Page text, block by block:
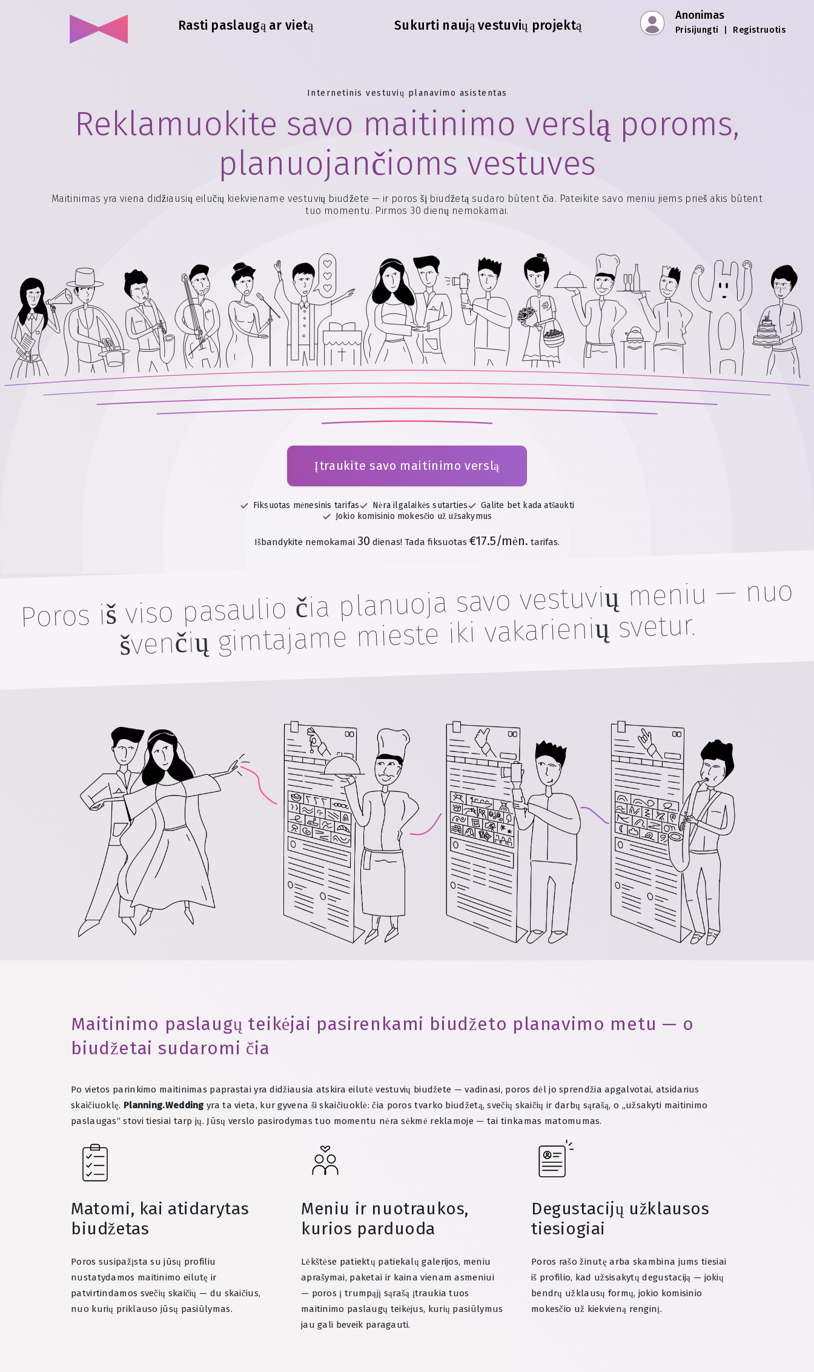
Rasti paslaugą ar vietą Sukurti naują vestuvių projektą
Anonimas
Prisijungti Registruotis
Internetinis vestuvių planavimo asistentas
Reklamuokite savo maitinimo verslą poroms,
planuojančioms vestuves
Maitinimas yra viena didžiausių eilučių kiekviename vestuvių biudžete — ir poros šį biudžetą sudaro būtent čia. Pateikite savo meniu jiems prieš akis būtent
tuo momentu. Pirmos 30 dienų nemokamai.
Įtraukite savo maitinimo verslą
Fiksuotas mėnesinis tarifas Nėra ilgalaikės sutarties
Galite bet kada atšaukti
Jokio komisinio mokesčio už užsakymus
Išbandykite nemokamai 30 dienas! Tada fiksuotas €17.5/mėn. tarifas.
Poros iš viso pasaulio čia planuoja savo vestuvių meniu — nuo
švenčių gimtajame mieste iki vakarienių svetur.
Maitinimo paslaugų teikėjai pasirenkami biudžeto planavimo metu — o
biudžetai sudaromi čia
Po vietos parinkimo maitinimas paprastai yra didžiausia atskira eilutė vestuvių biudžete — vadinasi, poros dėl jo sprendžia apgalvotai, atsidarius
skaičiuoklę. Planning.Wedding yra ta vieta, kur gyvena ši skaičiuoklė: čia poros tvarko biudžetą, svečių skaičių ir darbų sąrašą, o „užsakyti maitinimo
paslaugas“ stovi tiesiai tarp jų. Jūsų verslo pasirodymas tuo momentu nėra sėkmė reklamoje — tai tinkamas matomumas.
Matomi, kai atidarytas
biudžetas
Poros susipažįsta su jūsų profiliu
nustatydamos maitinimo eilutę ir
patvirtindamos svečių skaičių — du skaičius,
nuo kurių priklauso jūsų pasiūlymas.
Meniu ir nuotraukos,
kurios parduoda
Lėkštėse patiektų patiekalų galerijos, meniu
aprašymai, paketai ir kaina vienam asmeniui
— poros į trumpąjį sąrašą įtraukia tuos
maitinimo paslaugų teikėjus, kurių pasiūlymus
jau gali beveik paragauti.
Degustacijų užklausos
tiesiogiai
Poros rašo žinutę arba skambina jums tiesiai
iš profilio, kad užsisakytų degustaciją — jokių
bendrų užklausų formų, jokio komisinio
mokesčio už kiekvieną renginį.